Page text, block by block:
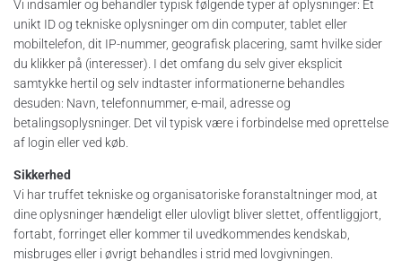
Vi indsamler og behandler typisk følgende typer af oplysninger: Et
unikt ID og tekniske oplysninger om din computer, tablet eller
mobiltelefon, dit IP-nummer, geografisk placering, samt hvilke sider
du klikker på (interesser). I det omfang du selv giver eksplicit
samtykke hertil og selv indtaster informationerne behandles
desuden: Navn, telefonnummer, e-mail, adresse og
betalingsoplysninger. Det vil typisk være i forbindelse med oprettelse
af login eller ved køb.
Sikkerhed
Vi har truffet tekniske og organisatoriske foranstaltninger mod, at
dine oplysninger hændeligt eller ulovligt bliver slettet, offentliggjort,
fortabt, forringet eller kommer til uvedkommendes kendskab,
misbruges eller i øvrigt behandles i strid med lovgivningen.